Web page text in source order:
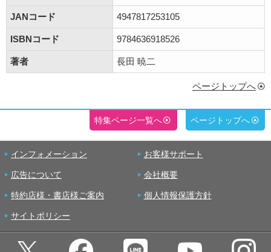
JANコード 4947817253105
ISBNコード 9784636918526
著者 長田 暁二
ページトップへ
特集ページ一覧へ ページトップへ
インフォメーション お客様サポート
広告について 会社概要
特約店様・書店様ご案内 個人情報保護方針
サイトポリシー